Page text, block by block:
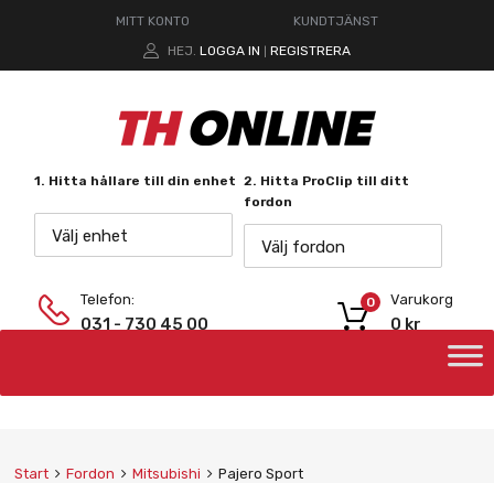
MITT KONTO
KUNDTJÄNST
HEJ. LOGGA IN REGISTRERA
1. Hitta hållare till din enhet
Välj enhet
2. Hitta ProClip till ditt
fordon
Välj fordon
Telefon:
031 - 730 45 00
Varukorg
0 kr
0
Start Fordon Mitsubishi Pajero Sport